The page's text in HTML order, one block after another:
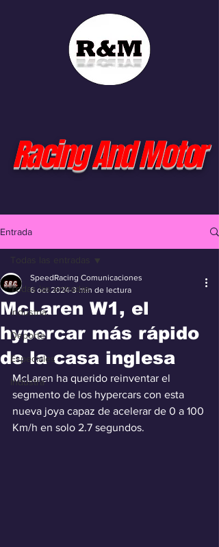
Racing And Motor
Entrada
Todas las entradas
Industria
Deporte
Especiales
Industra
Todas las entradas
McLaren W1, el
hypercar más rápido
de la casa inglesa
SpeedRacing Comunicaciones
6 oct 2024 3 min de lectura
McLaren ha querido reinventar el
segmento de los hypercars con esta
nueva joya capaz de acelerar de 0 a 100
Km/h en solo 2.7 segundos.